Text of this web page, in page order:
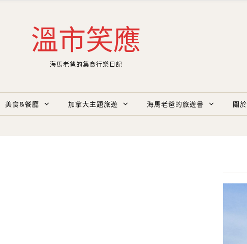
溫市笑應
海馬老爸的集食行樂日記
美食&餐廳 加拿大主題旅遊 海馬老爸的旅遊書 關於